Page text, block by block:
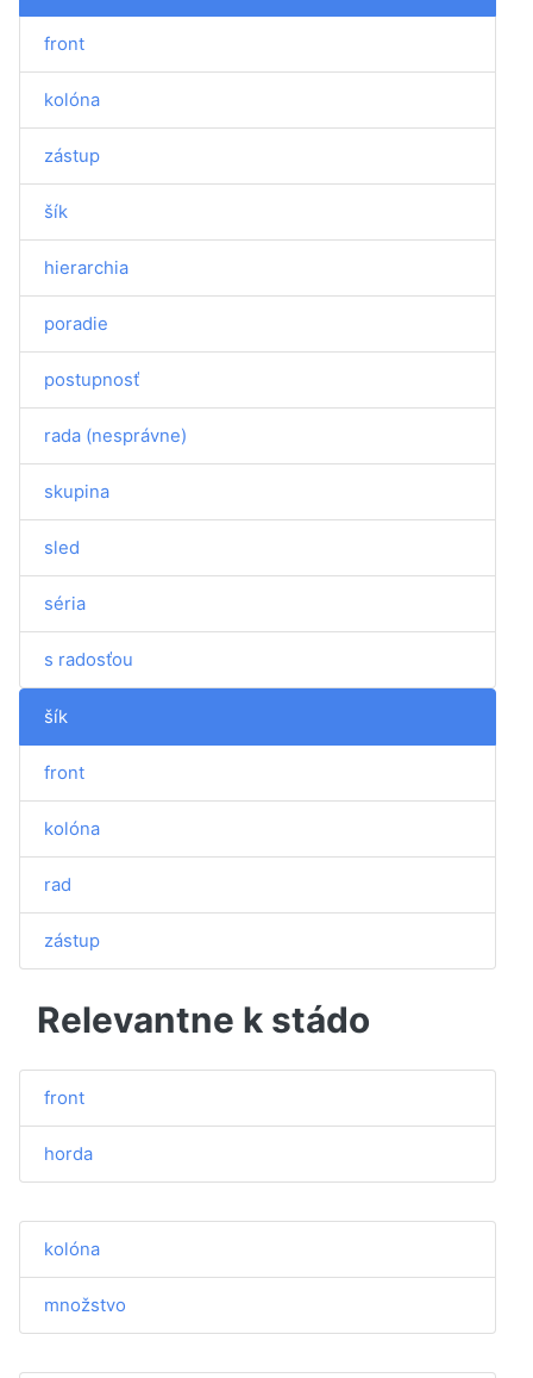
front
kolóna
zástup
šík
hierarchia
poradie
postupnosť
rada (nesprávne)
skupina
sled
séria
s radosťou
šík
front
kolóna
rad
zástup
Relevantne k stádo
front
horda
kolóna
množstvo